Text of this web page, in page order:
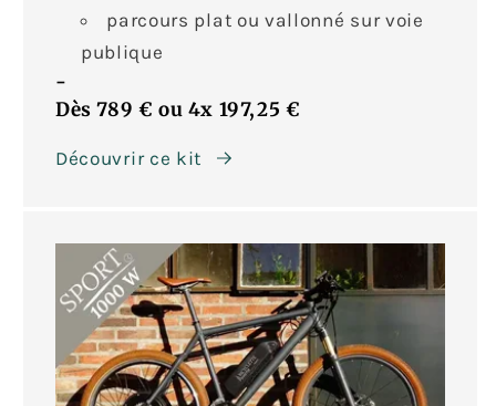
parcours plat ou vallonné sur voie
publique
-
Dès 789 € ou 4x 197,25 €
Découvrir ce kit